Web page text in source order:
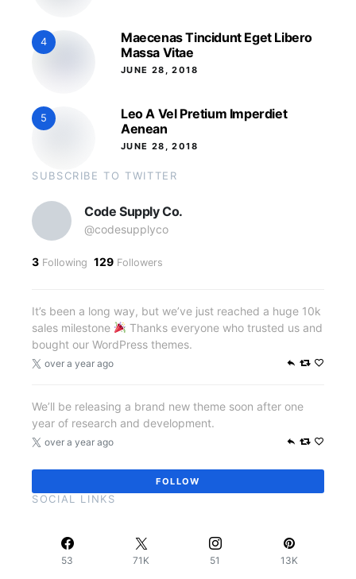
4
Maecenas Tincidunt Eget Libero
Massa Vitae
JUNE 28, 2018
5
Leo A Vel Pretium Imperdiet
Aenean
JUNE 28, 2018
SUBSCRIBE TO TWITTER
Code Supply Co.
@codesupplyco
3 Following 129 Followers
It’s been a long way, but we’ve just reached a huge 10k
sales milestone
Thanks everyone who trusted us and
bought our WordPress themes.
over a year ago
We’ll be releasing a brand new theme soon after one
year of research and development.
over a year ago
FOLLOW
SOCIAL LINKS
53 71K 51 13K